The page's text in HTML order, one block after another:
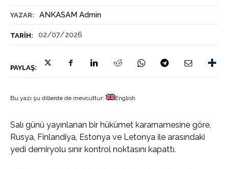
YAZAR: ANKASAM Admin
TARIH: 02/07/2026
PAYLAŞ:
Bu yazı şu dillerde de mevcuttur: English
Salı günü yayınlanan bir hükümet kararnamesine göre,
Rusya, Finlandiya, Estonya ve Letonya ile arasındaki
yedi demiryolu sınır kontrol noktasını kapattı.